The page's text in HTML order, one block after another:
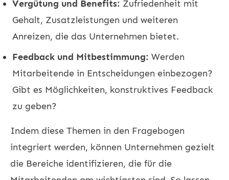
Vergütung und Benefits: Zufriedenheit mit
Gehalt, Zusatzleistungen und weiteren
Anreizen, die das Unternehmen bietet.
Feedback und Mitbestimmung: Werden
Mitarbeitende in Entscheidungen einbezogen?
Gibt es Möglichkeiten, konstruktives Feedback
zu geben?
Indem diese Themen in den Fragebogen
integriert werden, können Unternehmen gezielt
die Bereiche identifizieren, die für die